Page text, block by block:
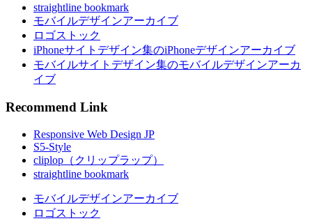
straightline bookmark
モバイルデザインアーカイブ
ロゴストック
iPhoneサイトデザイン集のiPhoneデザインアーカイブ
モバイルサイトデザイン集のモバイルデザインアーカ
イブ
Recommend Link
Responsive Web Design JP
S5-Style
cliplop（クリップラップ）
straightline bookmark
モバイルデザインアーカイブ
ロゴストック